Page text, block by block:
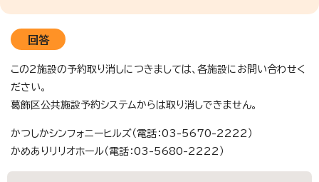
回答
この2施設の予約取り消しにつきましては、各施設にお問い合わせく
ださい。
葛飾区公共施設予約システムからは取り消しできません。
かつしかシンフォニーヒルズ（電話：03-5670-2222）
かめありリリオホール（電話：03-5680-2222）